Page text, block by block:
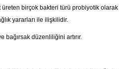
birçok bakteri türü probiyotik olarak
yararları ile ilişkilidir.
bağırsak düzenliliğini artırır.